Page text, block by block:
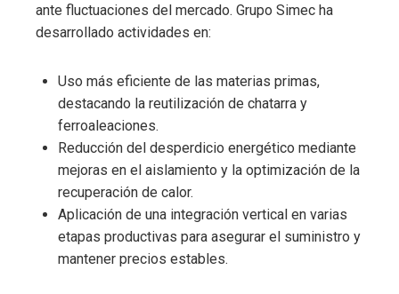
ante fluctuaciones del mercado. Grupo Simec ha
desarrollado actividades en:
Uso más eficiente de las materias primas,
destacando la reutilización de chatarra y
ferroaleaciones.
Reducción del desperdicio energético mediante
mejoras en el aislamiento y la optimización de la
recuperación de calor.
Aplicación de una integración vertical en varias
etapas productivas para asegurar el suministro y
mantener precios estables.